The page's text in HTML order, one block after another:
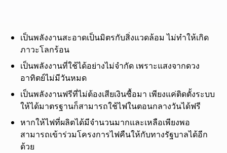
เป็นพลังงานสะอาดเป็นมิตรกับสิ่งแวดล้อม ไม่ทำให้เกิด
ภาวะโลกร้อน
เป็นพลังงานที่ใช้ได้อย่างไม่จำกัด เพราะแสงจากดวง
อาทิตย์ไม่มีวันหมด
เป็นพลังงานฟรีที่ไม่ต้องเสียเงินซื้อมา เพียงแค่ติดตั้งระบบ
ให้ได้มาตรฐานก็สามารถใช้ไฟในตอนกลางวันได้ฟรี
หากให้ไฟที่ผลิตได้มีจำนวนมากและเหลือเพียงพอ
สามารถเข้าร่วมโครงการไฟคืนให้กับทางรัฐบาลได้อีก
ด้วย